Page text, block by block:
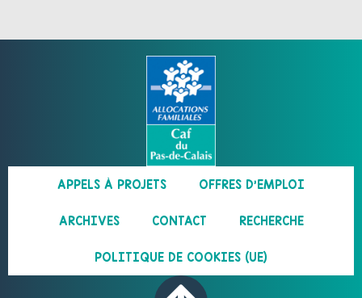
APPELS À PROJETS OFFRES D’EMPLOI
ARCHIVES CONTACT RECHERCHE
POLITIQUE DE COOKIES (UE)